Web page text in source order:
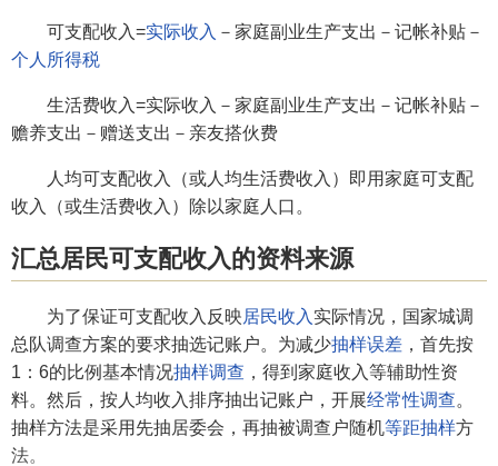
可支配收入=实际收入 －家庭副业生产支出－记帐补贴－
个人所得税
生活费收入=实际收入－家庭副业生产支出－记帐补贴－
赡养支出－赠送支出－亲友搭伙费
人均可支配收入（或人均生活费收入）即用家庭可支配
收入（或生活费收入）除以家庭人口。
汇总居民可支配收入的资料来源
为了保证可支配收入反映居民收入 实际情况，国家城调
总队调查方案的要求抽选记账户。为减少抽样误差 ，首先按
1：6的比例基本情况抽样调查 ，得到家庭收入等辅助性资
料。然后，按人均收入排序抽出记账户，开展经常性调查。
抽样方法是采用先抽居委会，再抽被调查户随机等距抽样方
法。